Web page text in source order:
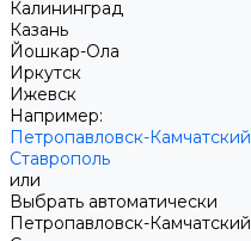
Калининград
Казань
Йошкар-Ола
Иркутск
Ижевск
Например:
Петропавловск-Камчатский
Ставрополь
или
Выбрать автоматически
Петропавловск-Камчатский